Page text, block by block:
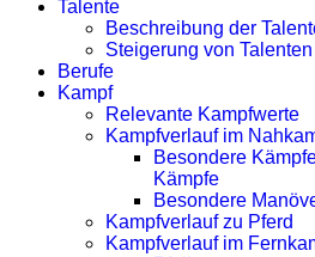
Talente
Beschreibung der
Steigerung von Talenten
Berufe
Kampf
Relevante Kampfwerte
Kampfverlauf im
Besondere
Kämpfe
Besondere
Kampfverlauf zu Pferd
Kampfverlauf im